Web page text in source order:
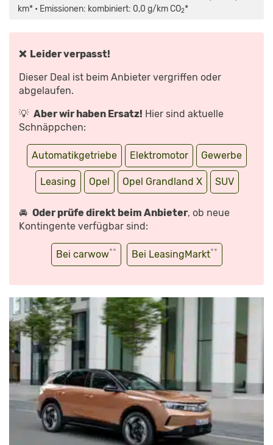
km* • Emissionen: kombiniert: 0,0 g/km CO2*
❌ Leider verpasst!
Dieser Deal ist beim Anbieter vergriffen oder
abgelaufen.
💡 Aber wir haben Ersatz! Hier sind aktuelle
Schnäppchen:
Automatikgetriebe Elektromotor Gewerbe
Leasing Opel Opel Grandland X SUV
🚘 Oder prüfe direkt beim Anbieter, ob neue
Kontingente verfügbar sind:
Bei carwow** Bei LeasingMarkt**
FAKTEN
ZUM
AUTO
MOTOR
SPORT“
VON
YOUTUBE
ANZEIGEN